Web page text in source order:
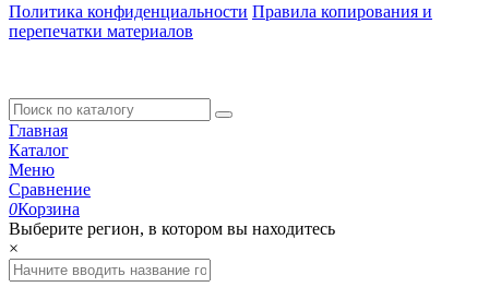
Политика конфиденциальности Правила копирования и
перепечатки материалов
Главная
Каталог
Меню
Сравнение
0Корзина
Выберите регион, в котором вы находитесь
×